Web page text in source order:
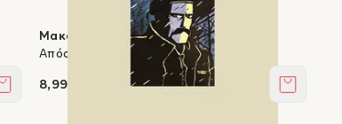
Στο καλάθι
Μακαβέττας
Απόστολος Δοξιάδης
8,99 € Στο